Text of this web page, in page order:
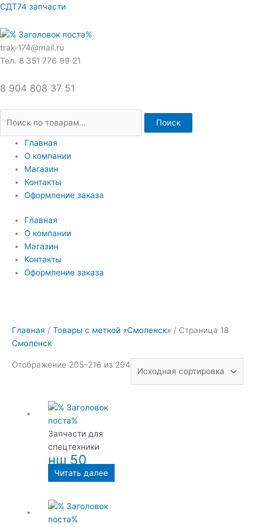
Перейти
содержимому
СДТ74 запчасти
trak-174@mail.ru
Тел. 8 351 776 99 21
8 904 808 37 51
Искать:
Поиск
Главная
О компании
Магазин
Контакты
Оформление заказа
Главная
О компании
Магазин
Контакты
Оформление заказа
Главная / Товары с меткой «Смоленск» / Страница 18
Смоленск
Отображение 205–216 из 294
Запчасти для
спецтехники
нш 50
Читать далее